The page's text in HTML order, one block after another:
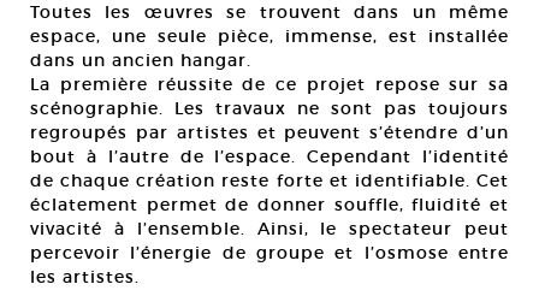
Toutes les œuvres se trouvent dans un même
espace, une seule pièce, immense, est installée
dans un ancien hangar.
La première réussite de ce projet repose sur sa
scénographie. Les travaux ne sont pas toujours
regroupés par artistes et peuvent s’étendre d’un
bout à l’autre de l’espace. Cependant l’identité
de chaque création reste forte et identifiable. Cet
éclatement permet de donner souffle, fluidité et
vivacité à l’ensemble. Ainsi, le spectateur peut
percevoir l’énergie de groupe et l’osmose entre
les artistes.